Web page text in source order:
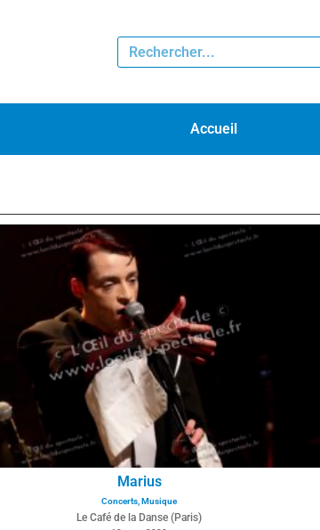
Accueil
Marius
Concerts, Musique
Le Café de la Danse (Paris)